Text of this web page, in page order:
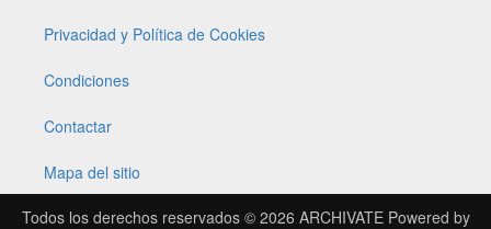
Privacidad y Política de Cookies
Condiciones
Contactar
Mapa del sitio
Todos los derechos reservados © 2026 ARCHIVATEPowered by